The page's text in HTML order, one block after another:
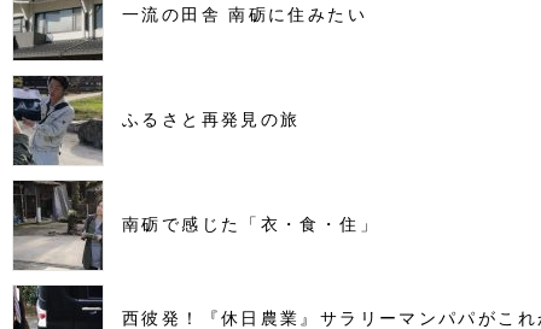
一流の田舎 南砺に住みたい
ふるさと再発見の旅
南砺で感じた「衣・食・住」
西彼発！『休日農業』サラリーマンパパがこ